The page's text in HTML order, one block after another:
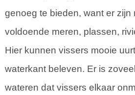
genoeg te bieden, want er zijn
voldoende meren, plassen,
Hier kunnen vissers mooie
waterkant beleven. Er is
wateren dat vissers elkaar